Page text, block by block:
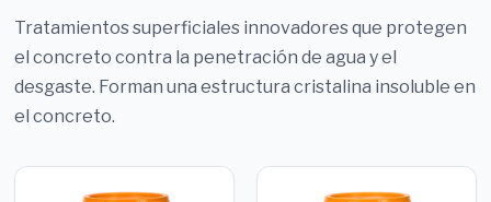
Tratamientos superficiales innovadores que protegen
el concreto contra la penetración de agua y el
desgaste. Forman una estructura cristalina insoluble en
el concreto.